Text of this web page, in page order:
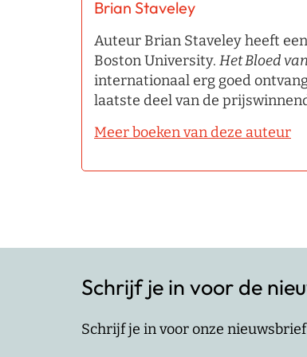
Brian Staveley
Auteur Brian Staveley heeft
Boston University. Het Bloed
internationaal erg goed
laatste deel van de
Meer boeken van deze auteur
Schrijf je in voor de
Schrijf je in voor onze